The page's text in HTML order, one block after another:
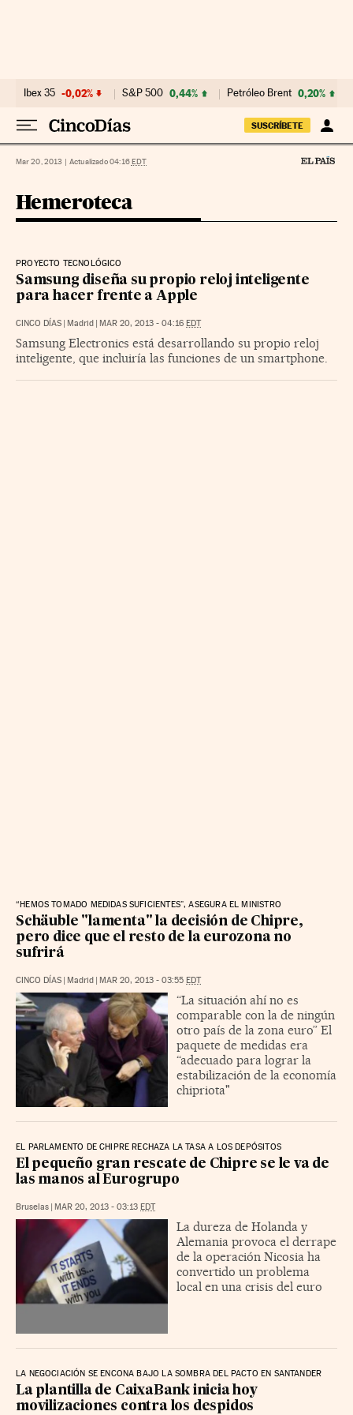
Ibex 35 -0,02% S&P 500 0,44% Petróleo Brent 0,20%
SUSCRÍBETE
Mar 20, 2013 | Actualizado 04:16EDT
Hemeroteca
PROYECTO TECNOLÓGICO
Samsung diseña su propio reloj inteligente
para hacer frente a Apple
CINCO DÍAS | Madrid | MAR 20, 2013 - 04:16 EDT
Samsung Electronics está desarrollando su propio reloj
inteligente, que incluiría las funciones de un smartphone.
“HEMOS TOMADO MEDIDAS SUFICIENTES", ASEGURA EL MINISTRO
Schäuble "lamenta" la decisión de Chipre,
pero dice que el resto de la eurozona no
sufrirá
CINCO DÍAS | Madrid | MAR 20, 2013 - 03:55 EDT
“La situación ahí no es
comparable con la de ningún
otro país de la zona euro” El
paquete de medidas era
“adecuado para lograr la
estabilización de la economía
chipriota"
EL PARLAMENTO DE CHIPRE RECHAZA LA TASA A LOS DEPÓSITOS
El pequeño gran rescate de Chipre se le va de
las manos al Eurogrupo
Bruselas | MAR 20, 2013 - 03:13 EDT
La dureza de Holanda y
Alemania provoca el derrape
de la operación Nicosia ha
convertido un problema
local en una crisis del euro
LA NEGOCIACIÓN SE ENCONA BAJO LA SOMBRA DEL PACTO EN SANTANDER
La plantilla de CaixaBank inicia hoy
movilizaciones contra los despidos